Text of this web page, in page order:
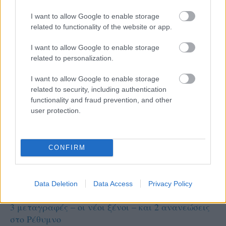
I want to allow Google to enable storage
related to functionality of the website or app.
I want to allow Google to enable storage
related to personalization.
I want to allow Google to enable storage
related to security, including authentication
functionality and fraud prevention, and other
user protection.
CONFIRM
Data Deletion Data Access Privacy Policy
Α1 ΑΝΔΡΩΝ
3 μεταγραφές – οι νέοι ξένοι – και 2 ανανεώσεις
στο Ρέθυμνο